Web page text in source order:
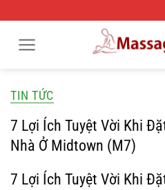
qua
TIN TỨC
7 Lợi Ích Tuyệt Vời Khi
Nhà Ở Midtown (M7)
7 Lợi Ích Tuyệt Vời Khi